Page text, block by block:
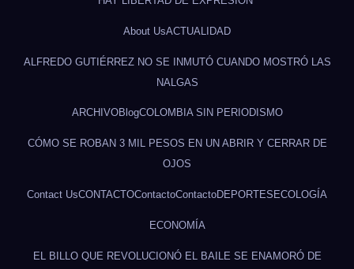
About UsACTUALIDAD
ALFREDO GUTIÉRREZ NO SE INMUTÓ CUANDO MOSTRÓ LAS
NALGAS
ARCHIVOBlogCOLOMBIA SIN PERIODISMO
CÓMO SE ROBAN 3 MIL PESOS EN UN ABRIR Y CERRAR DE
OJOS
Contact UsCONTACTOContactoContactoDEPORTES ECOLOGÍA
ECONOMÍA
EL BILLO QUE REVOLUCIONÓ EL BAILE SE ENAMORÓ DE